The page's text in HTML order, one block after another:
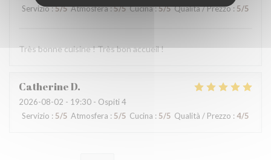
Servizio:5/5 Atmosfera:5/5 Cucina:5/5 Qualità / Prezzo : 5/5
Très bonne cuisine ! Très bon accueil !
CatherineD
2026-08-02 - 19:30 - Ospiti 4
Servizio : 5/5 Atmosfera : 5/5 Cucina : 5/5 Qualità / Prezzo : 4/5